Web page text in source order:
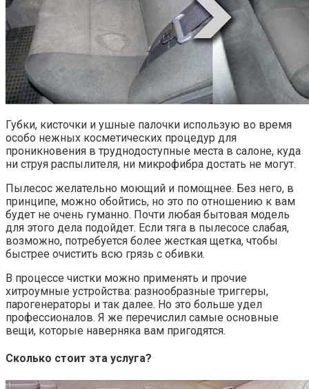
Губки, кисточки и ушные палочки использую во время
особо нежных косметических процедур для
проникновения в труднодоступные места в салоне, куда
ни струя распылителя, ни микрофибра достать не могут.
Пылесос желательно моющий и помощнее. Без него, в
принципе, можно обойтись, но это по отношению к вам
будет не очень гуманно. Почти любая бытовая модель
для этого дела подойдет. Если тяга в пылесосе слабая,
возможно, потребуется более жесткая щетка, чтобы
быстрее очистить всю грязь с обивки.
В процессе чистки можно применять и прочие
хитроумные устройства: разнообразные триггеры,
парогенераторы и так далее. Но это больше удел
профессионалов. Я же перечислил самые основные
вещи, которые наверняка вам пригодятся.
Сколько стоит эта услуга?